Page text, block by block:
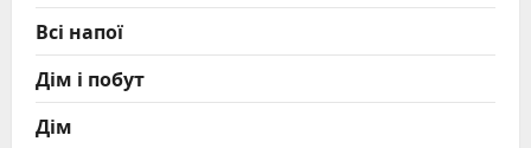
Всі напої
Дім і побут
Дім